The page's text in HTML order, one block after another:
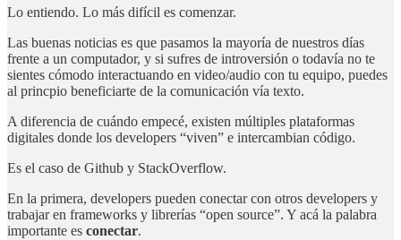
Lo entiendo. Lo más difícil es comenzar.
Las buenas noticias es que pasamos la mayoría de nuestros días
frente a un computador, y si sufres de introversión o todavía no te
sientes cómodo interactuando en video/audio con tu equipo, puedes
al princpio beneficiarte de la comunicación vía texto.
A diferencia de cuándo empecé, existen múltiples plataformas
digitales donde los developers “viven” e intercambian código.
Es el caso de Github y StackOverflow.
En la primera, developers pueden conectar con otros developers y
trabajar en frameworks y librerías “open source”. Y acá la palabra
importante es conectar.